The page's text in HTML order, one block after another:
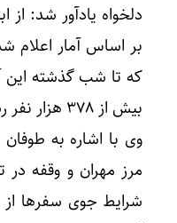
بیش از ۳۷۸ هزار نفر رسیده است.
وی با اشاره به
مرز مهران و وقفه‌
شرایط جوی سفرها